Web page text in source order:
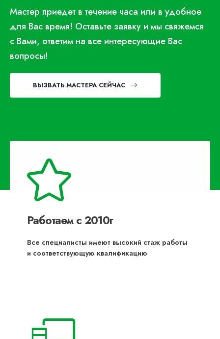
Мастер приедет в течение часа или в удобное
для Вас время! Оставьте заявку и мы свяжемся
с Вами, ответим на все интересующие Вас
вопросы!
ВЫЗВАТЬ МАСТЕРА СЕЙЧАС
Работаем с 2010г
Все специалисты имеют высокий стаж работы
и соответствующую квалификацию